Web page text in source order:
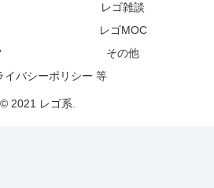
レゴ雑談
レゴMOC
その他
イバシーポリシー 等
© 2021 レゴ系.